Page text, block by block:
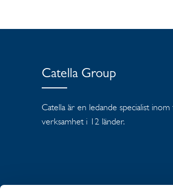
Catella Group
Catella är en ledande specialist
verksamhet i 12 länder.